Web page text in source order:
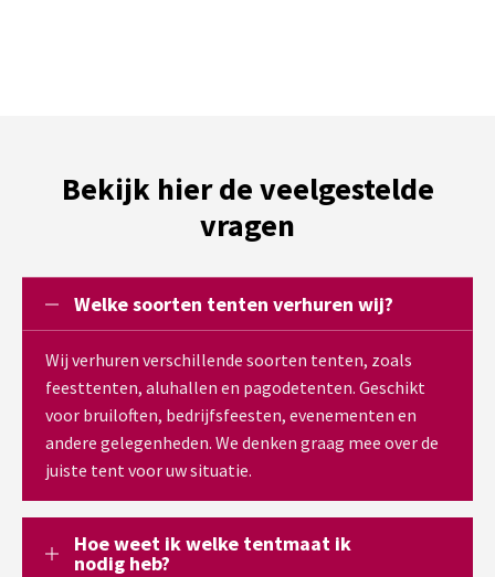
Bekijk hier de veelgestelde
vragen
Welke soorten tenten verhuren wij?
Wij verhuren verschillende soorten tenten, zoals
feesttenten, aluhallen en pagodetenten. Geschikt
voor bruiloften, bedrijfsfeesten, evenementen en
andere gelegenheden. We denken graag mee over de
juiste tent voor uw situatie.
Hoe weet ik welke tentmaat ik
nodig heb?